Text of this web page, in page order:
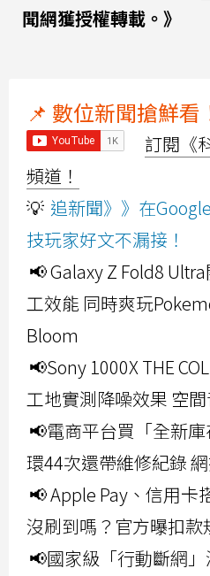
聞網獲授權轉載。》
📌 數位新聞搶鮮看
訂閱《
頻道！
💡 追新聞》》在
技玩家好文不漏接！
📢 Galaxy Z Fold8
工效能 同時爽玩
Bloom
📢Sony 1000X THE
工地實測降噪效果 空
📢電商平台買「全新
環44次還帶維修紀錄
📢 Apple Pay、信用卡
沒刷到嗎？官方曝扣款
📢國家級「行動斷網